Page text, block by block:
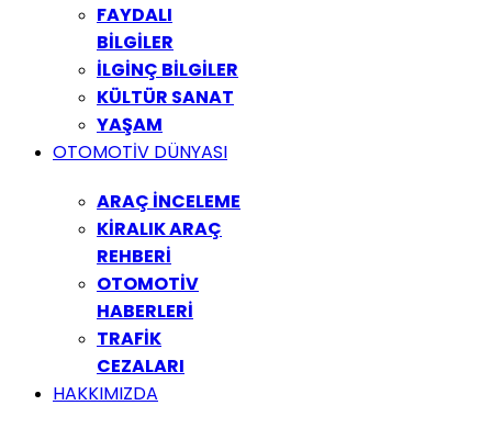
FAYDALI
BİLGİLER
İLGİNÇ BİLGİLER
KÜLTÜR SANAT
YAŞAM
OTOMOTİV DÜNYASI
ARAÇ İNCELEME
KİRALIK ARAÇ
REHBERİ
OTOMOTİV
HABERLERİ
TRAFİK
CEZALARI
HAKKIMIZDA